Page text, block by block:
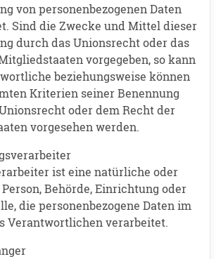
von personenbezogenen Daten
Sind die Zwecke und Mittel dieser
durch das Unionsrecht oder das
vorgegeben, so kann
beziehungsweise können
Kriterien seiner Benennung
oder dem Recht der
vorgesehen werden.
ist eine natürliche oder
Behörde, Einrichtung oder
die personenbezogene Daten im
Verantwortlichen verarbeitet.